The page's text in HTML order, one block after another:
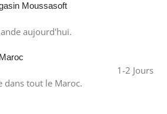
Moussasoft
aujourd'hui.
dans tout le Maroc.
1-2 Jours